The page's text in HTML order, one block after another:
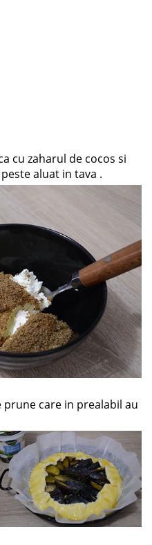
cu zaharul de cocos si
aluat in tava .
prune care in prealabil au